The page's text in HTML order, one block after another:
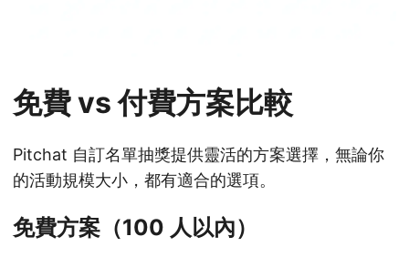
免費 vs 付費方案比較
Pitchat 自訂名單抽獎提供靈活的方案選擇，無論你
的活動規模大小，都有適合的選項。
免費方案（100 人以內）